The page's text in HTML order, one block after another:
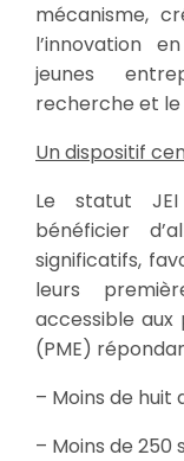
mécanisme,
l’innovation
jeunes
recherche et
Un dispositif
Le statut
bénéficier
significatifs,
leurs
accessible
(PME)
– Moins de huit
– Moins de 250